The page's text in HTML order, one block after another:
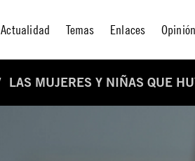
Actualidad Temas Enlaces Opinión
LAS MUJERES Y NIÑAS QUE